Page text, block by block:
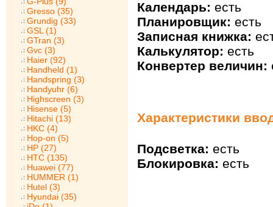
Gresso (35)
Grundig (33)
GSL (1)
GTran (3)
Gvc (3)
Haier (92)
Handheld (1)
Handspring (3)
Handyuhr (6)
Highscreen (3)
Hisense (5)
Hitachi (13)
HKC (4)
Hop-on (5)
HP (27)
HTC (135)
Huawei (77)
HUMMER (1)
Hutel (3)
Hyundai (35)
Календарь: есть
Планировщик: есть
Записная книжка:
Калькулятор: есть
Конвертер величин:
Характеристики
Подсветка: есть
Блокировка: есть